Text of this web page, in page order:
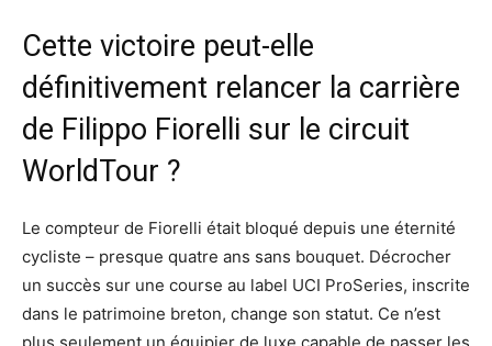
Cette victoire peut-elle
définitivement relancer la carrière
de Filippo Fiorelli sur le circuit
WorldTour ?
Le compteur de Fiorelli était bloqué depuis une éternité
cycliste – presque quatre ans sans bouquet. Décrocher
un succès sur une course au label UCI ProSeries, inscrite
dans le patrimoine breton, change son statut. Ce n’est
plus seulement un équipier de luxe capable de passer les